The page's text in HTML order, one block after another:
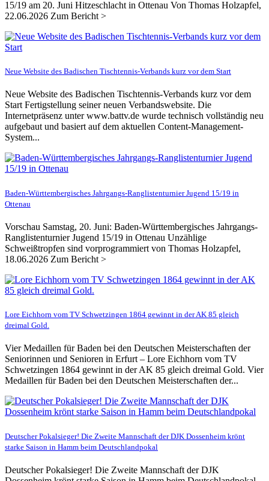
15/19 am 20. Juni Hitzeschlacht in Ottenau Von Thomas Holzapfel,
22.06.2026 Zum Bericht >
Neue Website des Badischen Tischtennis-Verbands kurz vor dem Start
Neue Website des Badischen Tischtennis-Verbands kurz vor dem
Start Fertigstellung seiner neuen Verbandswebsite. Die
Internetpräsenz unter www.battv.de wurde technisch vollständig neu
aufgebaut und basiert auf dem aktuellen Content-Management-
System...
Baden-Württembergisches Jahrgangs-Ranglistenturnier Jugend 15/19 in
Ottenau
Vorschau Samstag, 20. Juni: Baden-Württembergisches Jahrgangs-
Ranglistenturnier Jugend 15/19 in Ottenau Unzählige
Schweißtropfen sind vorprogrammiert von Thomas Holzapfel,
18.06.2026 Zum Bericht >
Lore Eichhorn vom TV Schwetzingen 1864 gewinnt in der AK 85 gleich
dreimal Gold.
Vier Medaillen für Baden bei den Deutschen Meisterschaften der
Seniorinnen und Senioren in Erfurt – Lore Eichhorn vom TV
Schwetzingen 1864 gewinnt in der AK 85 gleich dreimal Gold. Vier
Medaillen für Baden bei den Deutschen Meisterschaften der...
Deutscher Pokalsieger! Die Zweite Mannschaft der DJK Dossenheim krönt
starke Saison in Hamm beim Deutschlandpokal
Deutscher Pokalsieger! Die Zweite Mannschaft der DJK